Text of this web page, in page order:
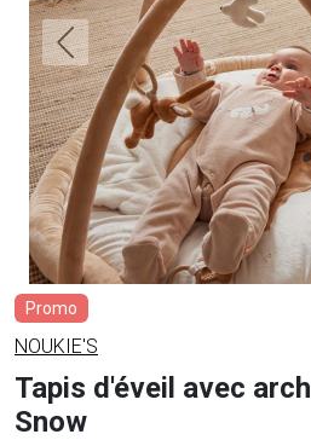
Promo
NOUKIE'S
Tapis d'éveil avec
Snow